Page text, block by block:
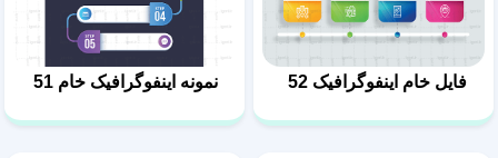
فایل خام اینفوگرافیک 52 نمونه اینفوگرافیک خام 51